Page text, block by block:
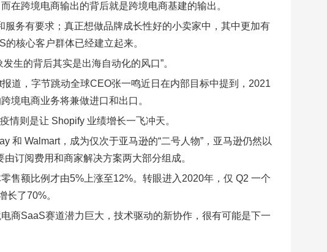
在跨境电商输出的背后就是跨境电商基建的输出。
务有要求；真正想做品牌成长性好的小卖家中，其中更加有
核心客户群体已经建立起来。
生的背后其实是出海自动化的风口”。
道，字节跳动全球CEO张一鸣近日在内部目标中提到，2021
境电商业务将兼做进口和出口。
情则是让 Shopify 业绩增长一飞冲天。
和 Walmart，成为仅次于亚马逊的“二号人物”，亚马逊仍然以
订阅费用和商家解决方案两大部分组成。
售额比例才由5%上涨至12%。转眼进入2020年，仅 Q2 一个
长了70%。
商SaaS赛道潜力巨大，技术驱动的新协作，很有可能是下一